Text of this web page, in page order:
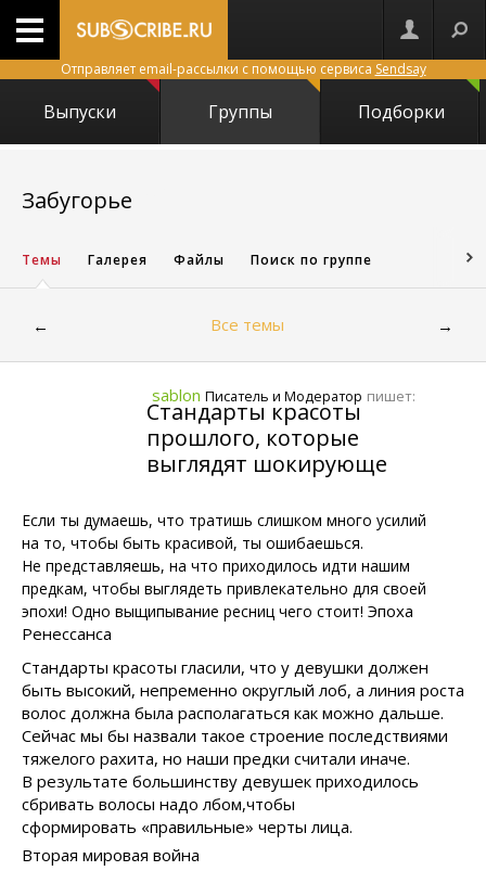
Отправляет email-рассылки с помощью сервиса Sendsay
Выпуски Группы Подборки
Забугорье
Темы Галерея Файлы Поиск по группе
← Все темы →
sablon Писатель и Модератор пишет:
Стандарты красоты
прошлого, которые
выглядят шокирующе
Если ты думаешь, что тратишь слишком много усилий
на то, чтобы быть красивой, ты ошибаешься.
Не представляешь, на что приходилось идти нашим
предкам, чтобы выглядеть привлекательно для своей
эпохи! Одно выщипывание ресниц чего стоит! Эпоха
Ренессанса
Стандарты красоты гласили, что у девушки должен
быть высокий, непременно округлый лоб, а линия роста
волос должна была располагаться как можно дальше.
Сейчас мы бы назвали такое строение последствиями
тяжелого рахита, но наши предки считали иначе.
В результате большинству девушек приходилось
сбривать волосы надо лбом,чтобы
сформировать «правильные» черты лица.
Вторая мировая война